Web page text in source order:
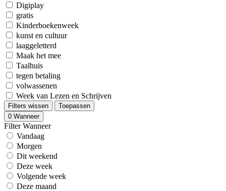
Digiplay
gratis
Kinderboekenweek
kunst en cultuur
laaggeletterd
Maak het mee
Taalhuis
tegen betaling
volwassenen
Week van Lezen en Schrijven
Filters wissen
Toepassen
0 Wanneer
Filter Wanneer
Vandaag
Morgen
Dit weekend
Deze week
Volgende week
Deze maand